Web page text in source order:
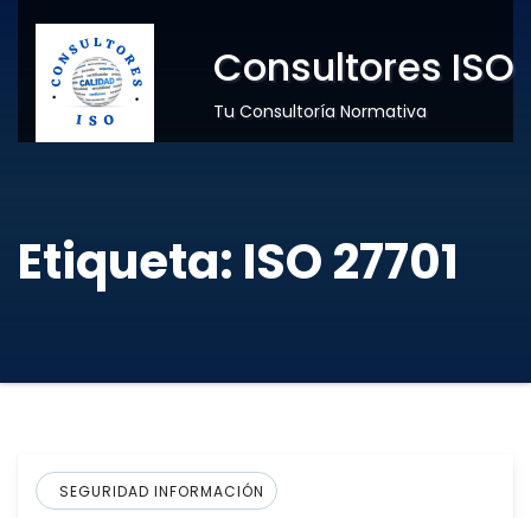
Consultores ISO
Tu Consultoría Normativa
Etiqueta: ISO 27701
SEGURIDAD INFORMACIÓN